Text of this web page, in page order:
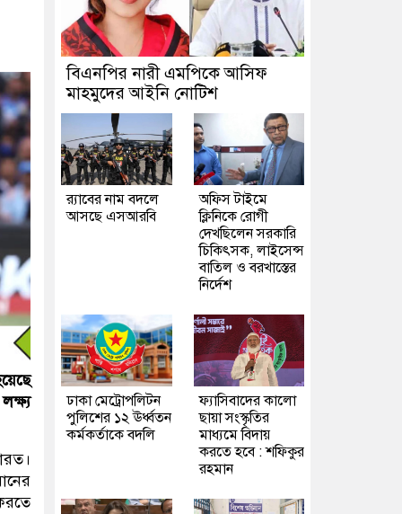
বিএনপির নারী এমপিকে আসিফ
মাহমুদের আইনি নোটিশ
র‍্যাবের নাম বদলে
আসছে এসআরবি
অফিস টাইমে
ক্লিনিকে রোগী
দেখছিলেন সরকারি
চিকিৎসক, লাইসেন্স
বাতিল ও বরখাস্তের
নির্দেশ
ঢাকা মেট্রোপলিটন
পুলিশের ১২ ঊর্ধ্বতন
কর্মকর্তাকে বদলি
ফ্যাসিবাদের কালো
ছায়া সংস্কৃতির
মাধ্যমে বিদায়
করতে হবে : শফিকুর
রহমান